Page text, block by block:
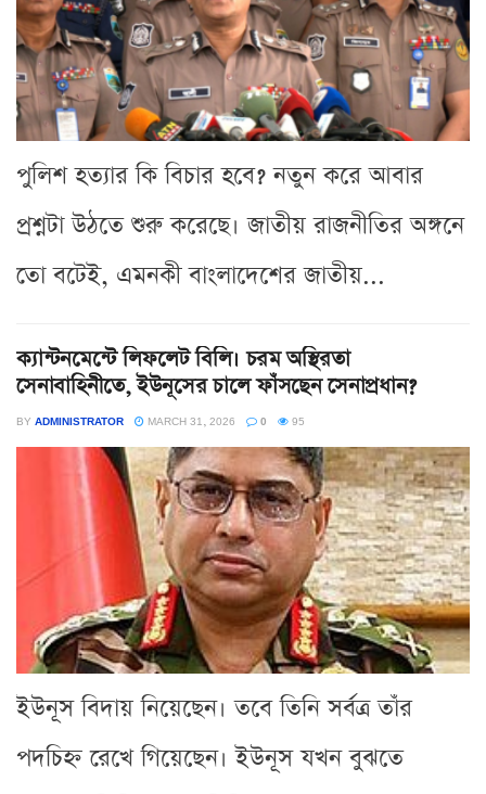
পুলিশ হত্যার কি বিচার হবে? নতুন করে আবার
প্রশ্নটা উঠতে শুরু করেছে। জাতীয় রাজনীতির অঙ্গনে
তো বটেই, এমনকী বাংলাদেশের জাতীয়...
ক্যান্টনমেন্টে লিফলেট বিলি। চরম অস্থিরতা
সেনাবাহিনীতে, ইউনূসের চালে ফাঁসছেন সেনাপ্রধান?
BY ADMINISTRATOR MARCH 31, 2026 0 95
ইউনূস বিদায় নিয়েছেন। তবে তিনি সর্বত্র তাঁর
পদচিহ্ন রেখে গিয়েছেন। ইউনূস যখন বুঝতে